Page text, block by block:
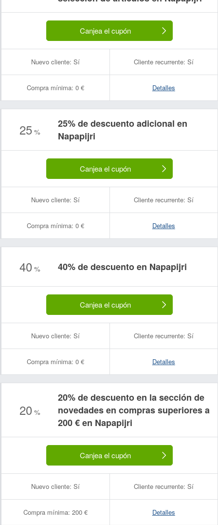
Canjea el cupón
Nuevo cliente: Sí Cliente recurrente: Sí
Compra mínima: 0 € Detalles
25 %
25% de descuento adicional en
Napapijri
Canjea el cupón
Nuevo cliente: Sí Cliente recurrente: Sí
Compra mínima: 0 € Detalles
40 % 40% de descuento en Napapijri
Canjea el cupón
Nuevo cliente: Sí Cliente recurrente: Sí
Compra mínima: 0 € Detalles
20 %
20% de descuento en la sección de
novedades en compras superiores a
200 € en Napapijri
Canjea el cupón
Nuevo cliente: Sí Cliente recurrente: Sí
Compra mínima: 200 € Detalles
Correo electrónico: